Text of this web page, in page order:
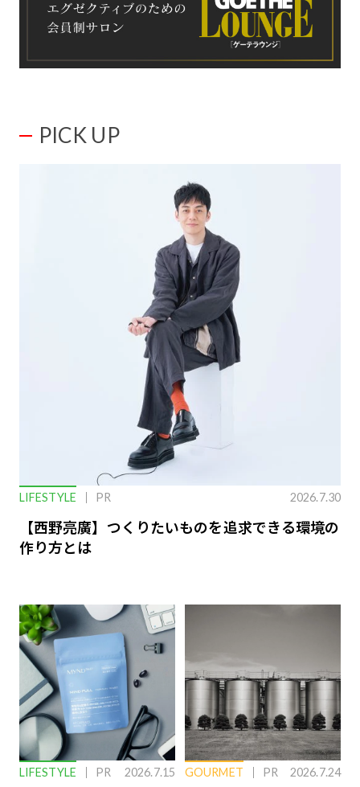
PICK UP
LIFESTYLE PR 2026.7.30
【西野亮廣】つくりたいものを追求できる環境の
作り方とは
LIFESTYLE PR 2026.7.15 GOURMET PR 2026.7.24